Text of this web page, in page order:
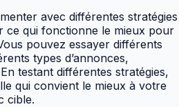
avec différentes stratégies
ce qui fonctionne le mieux pour
pouvez essayer différents
types d’annonces,
testant différentes stratégies,
qui convient le mieux à votre
cible.